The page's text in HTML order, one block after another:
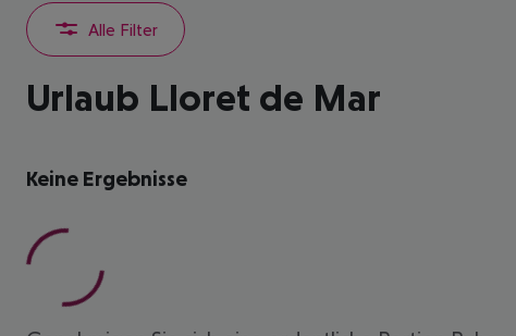
Alle Filter
Urlaub Lloret de Mar
Keine Ergebnisse